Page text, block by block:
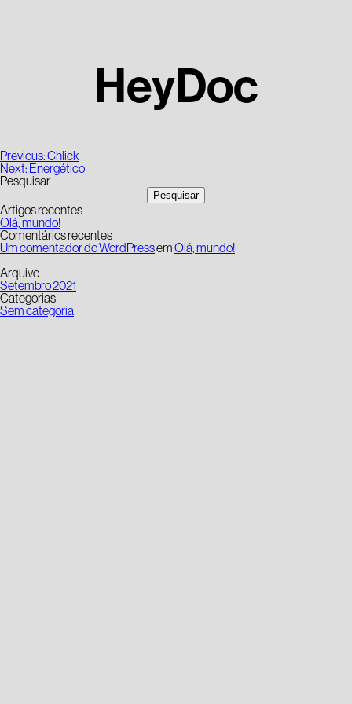
HeyDoc
Navegação
de
artigos
Previous:Chlick
Next: Energético
Pesquisar
Pesquisar
Artigos recentes
Olá, mundo!
Comentários recentes
Um comentador do WordPressemOlá, mundo!
Arquivo
Setembro 2021
Categorias
Sem categoria